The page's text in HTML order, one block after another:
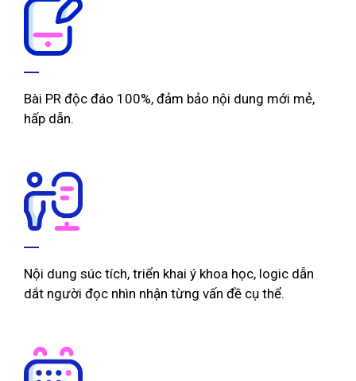
Bài PR độc đáo 100%, đảm bảo nội dung mới mẻ,
hấp dẫn.
Nội dung súc tích, triển khai ý khoa học, logic dẫn
dắt người đọc nhìn nhận từng vấn đề cụ thể.